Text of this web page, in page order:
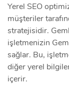
Yerel SEO
müşteriler
stratejisidir.
işletmenizin
sağlar. Bu,
diğer yerel
içerir.